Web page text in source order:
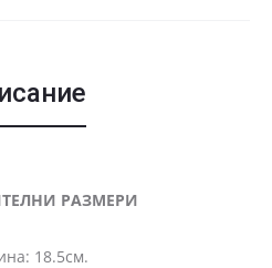
РАЗМЕРИ
18.5см.